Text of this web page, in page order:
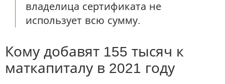
владелица сертификата не
использует всю сумму.
Кому добавят 155 тысяч к
маткапиталу в 2021 году